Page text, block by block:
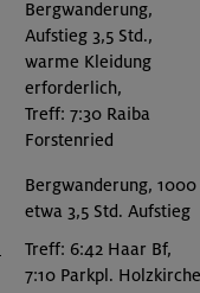
Bergwanderung,
Aufstieg 3,5 Std.,
warme Kleidung
erforderlich,
Treff: 7:30 Raiba
Forstenried
Bergwanderung,
etwa 3,5 Std. Aufstieg
Treff: 6:42 Haar Bf,
7:10 Parkpl.